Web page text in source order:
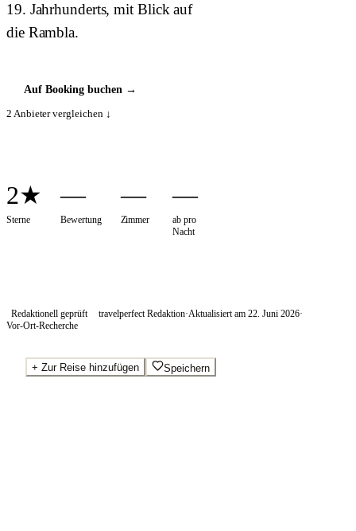
19. Jahrhunderts, mit Blick auf
die Rambla.
Auf Booking buchen→
2 Anbieter vergleichen ↓
2★
Sterne
—
Bewertung
—
Zimmer
—
ab pro
Nacht
Redaktionell geprüft travelperfect Redaktion·Aktualisiert am 22. Juni 2026·
Vor-Ort-Recherche
+ Zur Reise hinzufügen Speichern